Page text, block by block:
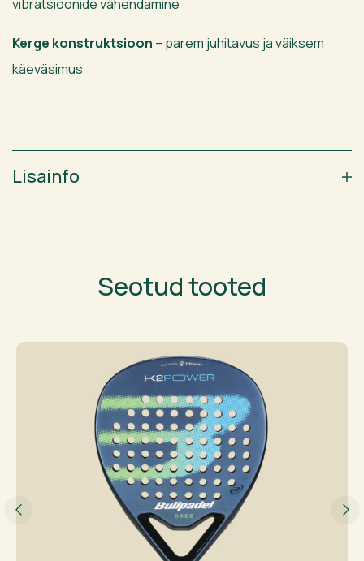
vibratsioonide vähendamine
Kerge konstruktsioon – parem juhitavus ja väiksem
käeväsimus
Lisainfo
Seotud tooted